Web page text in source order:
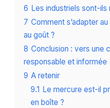
6 Les industriels sont-ils
7 Comment s’adapter
au goût ?
8 Conclusion : vers une
responsable et informée
9 A retenir
9.1 Le mercure est-il
en boîte ?